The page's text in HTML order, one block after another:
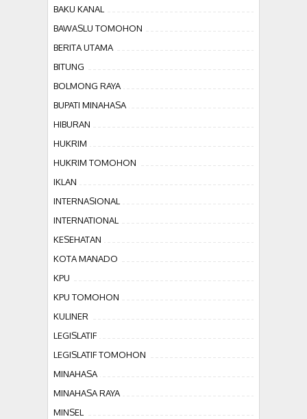
BAKU KANAL
BAWASLU TOMOHON
BERITA UTAMA
BITUNG
BOLMONG RAYA
BUPATI MINAHASA
HIBURAN
HUKRIM
HUKRIM TOMOHON
IKLAN
INTERNASIONAL
INTERNATIONAL
KESEHATAN
KOTA MANADO
KPU
KPU TOMOHON
KULINER
LEGISLATIF
LEGISLATIF TOMOHON
MINAHASA
MINAHASA RAYA
MINSEL